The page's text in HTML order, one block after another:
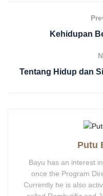
Kehidupan
Tentang Hidup dan
Putu
Bayu has an interest
once the Program
Currently he is also